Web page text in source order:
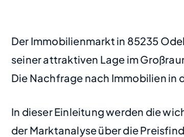
Der Immobilienmarkt in 85235
seiner attraktiven Lage im
Die Nachfrage nach Immobilien in
In dieser Einleitung werden die
der Marktanalyse über die